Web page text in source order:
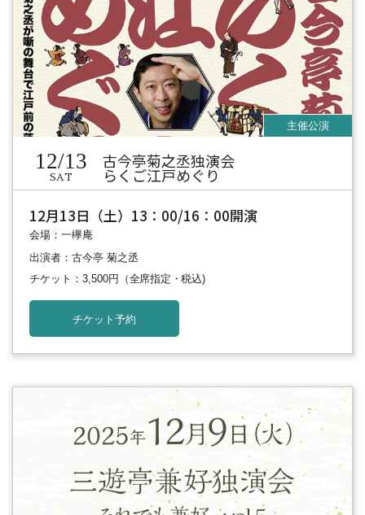
12/13
SAT
古今亭菊之丞独演会
らくご江戸めぐり
12月13日（土）13：00/16：00開演
会場：一欅庵
出演者：古今亭 菊之丞
チケット：3,500円
（全席指定・税込)
チケット予約